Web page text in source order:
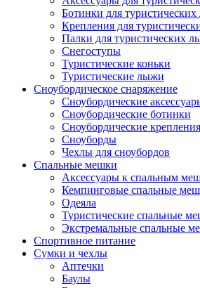
Ботинки для
Крепления для
Палки для туристических
Снегоступы
Туристические коньки
Туристические лыжи
Сноубордическое снаряжение
Сноубордические
Сноубордические ботинки
Сноубордические крепления
Сноуборды
Чехлы для сноубордов
Спальные мешки
Аксессуары к спальным
Кемпинговые спальные
Одеяла
Туристические спальные
Экстремальные спальные
Спортивное питание
Сумки и чехлы
Аптечки
Баулы